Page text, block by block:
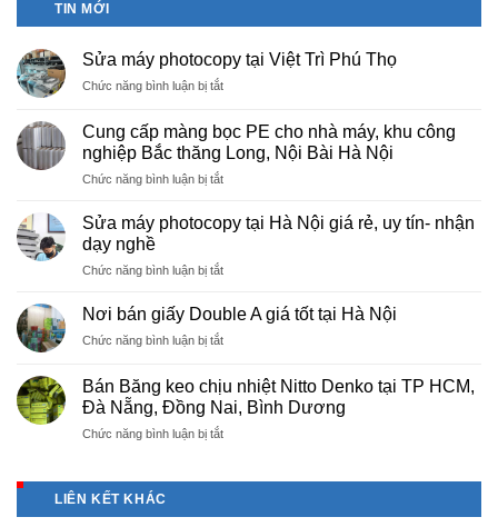
TIN MỚI
Sửa máy photocopy tại Việt Trì Phú Thọ
Chức năng bình luận bị tắtở
photocopy
tại
Việt
Phú
Thọ
Cung cấp màng bọc PE cho nhà máy, khu công
nghiệp Bắc thăng Long, Nội Bài Hà Nội
Chức năng bình luận bị tắtở
màng
PE
nhà
khu
nghiệp
Bắc
Bài
Nội
Sửa máy photocopy tại Hà Nội giá rẻ, uy tín- nhận
dạy nghề
Chức năng bình luận bị tắtở
máy
photocopy
tại
Nội
giá
uy
nghề
Nơi bán giấy Double A giá tốt tại Hà Nội
Chức năng bình luận bị tắtở
giấy
Double
A
Bán Băng keo chịu nhiệt Nitto Denko tại TP HCM,
Đà Nẵng, Đồng Nai, Bình Dương
Chức năng bình luận bị tắtở
LIÊN KẾT KHÁC